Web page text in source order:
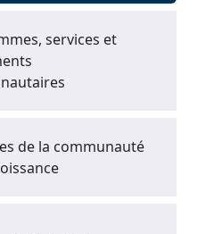
services et
de la communauté